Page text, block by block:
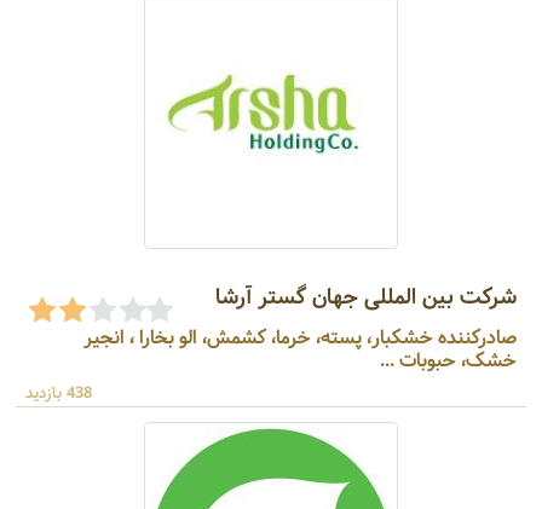
شرکت بین المللی جهان گستر آرشا
صادرکننده خشکبار، پسته، خرما، کشمش، الو بخارا ، انجیر
خشک، حبوبات ...
438 بازدید